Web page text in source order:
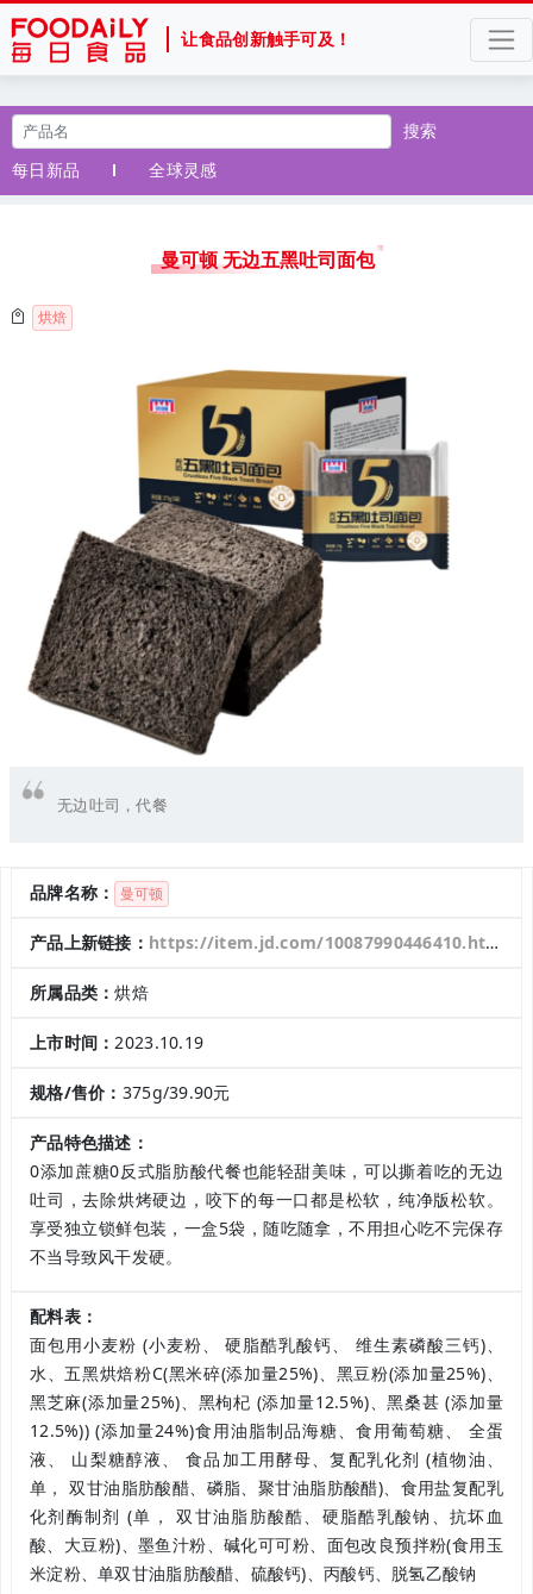
让食品创新触手可及！
搜索
每日新品
全球灵感
曼可顿 无边五黑吐司面包
烘焙
无边吐司，代餐
品牌名称： 曼可顿
产品上新链接： https://item.jd.com/10087990446410.html#crumb-wrap
所属品类：烘焙
上市时间：2023.10.19
规格/售价： 375g/39.90元
产品特色描述：
0添加蔗糖0反式脂肪酸代餐也能轻甜美味，可以撕着吃的无边
吐司，去除烘烤硬边，咬下的每一口都是松软，纯净版松软。
享受独立锁鲜包装，一盒5袋，随吃随拿，不用担心吃不完保存
不当导致风干发硬。
配料表：
面包用小麦粉 (小麦粉、 硬脂酷乳酸钙、 维生素磷酸三钙)、
水、五黑烘焙粉C(黑米碎(添加量25%)、黑豆粉(添加量25%)、
黑芝麻(添加量25%)、黑枸杞 (添加量12.5%)、黑桑甚 (添加量
12.5%)) (添加量24%)食用油脂制品海糖、食用葡萄糖、 全蛋
液、 山梨糖醇液、 食品加工用酵母、复配乳化剂 (植物油、
单， 双甘油脂肪酸醋、磷脂、聚甘油脂肪酸醋)、食用盐复配乳
化剂酶制剂 (单， 双甘油脂肪酸酷、硬脂酷乳酸钠、抗坏血
酸、大豆粉)、墨鱼汁粉、碱化可可粉、面包改良预拌粉(食用玉
米淀粉、单双甘油脂肪酸醋、硫酸钙)、丙酸钙、脱氢乙酸钠